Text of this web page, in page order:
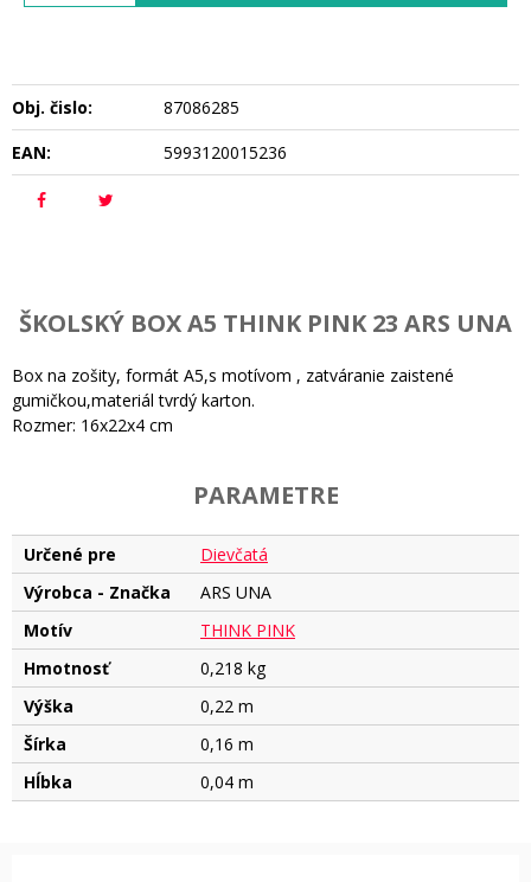
Obj. čislo:
87086285
EAN:
5993120015236
ŠKOLSKÝ BOX A5 THINK PINK 23 ARS UNA
Box na zošity, formát A5,s motívom , zatváranie zaistené
gumičkou,materiál tvrdý karton.
Rozmer: 16x22x4 cm
PARAMETRE
Určené pre
Dievčatá
Výrobca - Značka
ARS UNA
Motív
THINK PINK
Hmotnosť
0,218 kg
Výška
0,22 m
Šírka
0,16 m
Hĺbka
0,04 m